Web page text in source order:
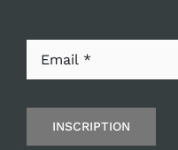
INSCRIPTION